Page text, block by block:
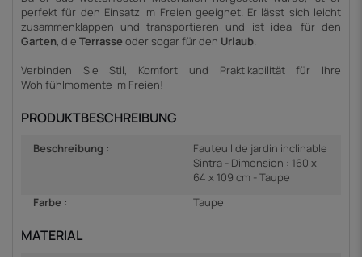
perfekt für den Einsatz im Freien geeignet. Er lässt sich leicht
zusammenklappen und transportieren und ist ideal für den
Garten, die Terrasse oder sogar für den Urlaub.
Verbinden Sie Stil, Komfort und Praktikabilität für Ihre
Wohlfühlmomente im Freien!
PRODUKTBESCHREIBUNG
Beschreibung :
Fauteuil de jardin inclinable
Sintra - Dimension : 160 x
64 x 109 cm - Taupe
Farbe :
Taupe
MATERIAL